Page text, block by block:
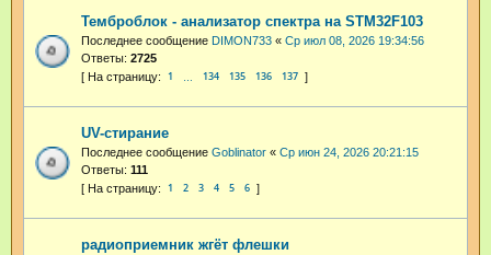
Темброблок - анализатор спектра на STM32F103
Последнее сообщение DIMON733 « Ср июл 08, 2026 19:34:56
Ответы: 2725
1 134 135 136 137
UV-стирание
Последнее сообщение Goblinator « Ср июн 24, 2026 20:21:15
Ответы: 111
1 2 3 4 5 6
радиоприемник жгёт флешки